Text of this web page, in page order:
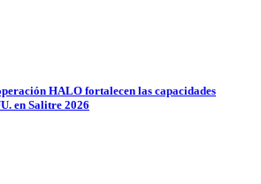
HALO fortalecen las capacidades
en Salitre 2026